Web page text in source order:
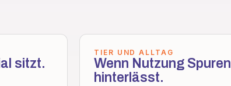
sitzt.
TIER UND ALLTAG
Wenn Nutzung Spuren
hinterlässt.